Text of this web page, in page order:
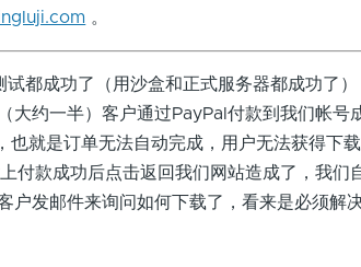
。
都成功了（用沙盒和正式服务器都成功了）
大约一半）客户通过PayPal付款到我们帐号
就是订单无法自动完成，用户无法获得下
付款成功后点击返回我们网站造成了，我们
户发邮件来询问如何下载了，看来是必须解